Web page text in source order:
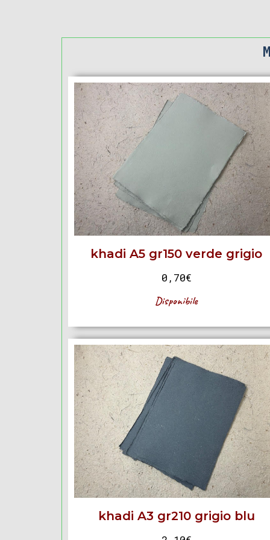
khadi A5 gr150 verde grigio
0,70€
Disponibile
khadi A3 gr210 grigio blu